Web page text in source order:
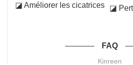
◪ Améliorer les cicatrices ◪
FAQ
Kinreen